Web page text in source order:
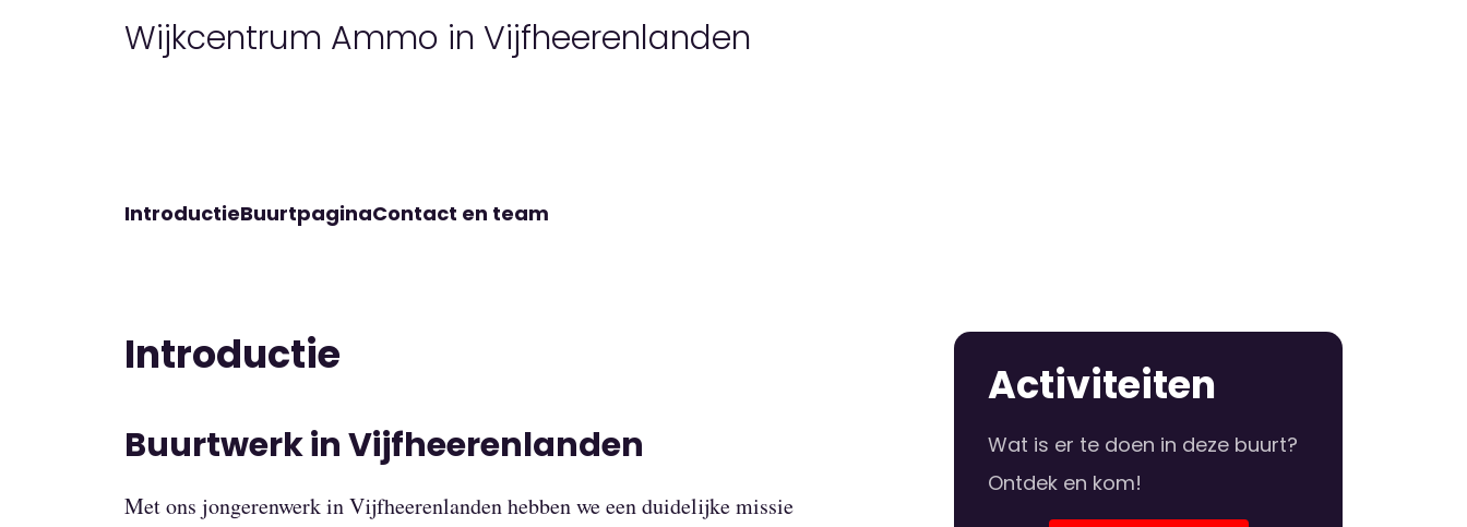
Wijkcentrum Ammo in Vijfheerenlanden
IntroductieBuurtpaginaContact en team
Introductie
Buurtwerk in Vijfheerenlanden
Met ons jongerenwerk in Vijfheerenlanden hebben we een duidelijke missie
Activiteiten
Wat is er te doen in deze buurt?
Ontdek en kom!